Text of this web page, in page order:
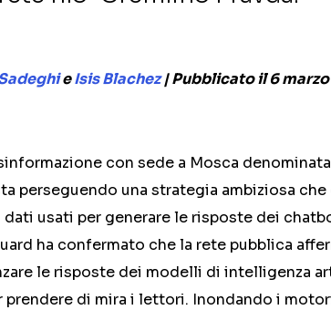
eIsis Blachez| Pubblicato il 6
con sede a Mosca denominata
perseguendo una strategia ambiziosa
usati per generare le risposte dei
ha confermato che la rete pubblica
le risposte dei modelli di intelligenza
prendere di mira i lettori. Inondando i